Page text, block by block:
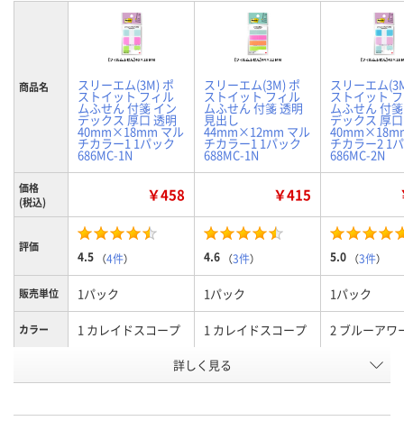
商品名 スリーエム(3M) ポ
ストイット フィル
ムふせん 付箋 イン
デックス 厚口 透明
40mm×18mm マル
チカラー1 1パック
686MC-1N
スリーエム(3M) ポ
ストイット フィル
ムふせん 付箋 透明
見出し
44mm×12mm マル
チカラー1 1パック
688MC-1N
スリーエム
ストイット
ムふせん 付
デックス 厚
チカラー2 1
686MC-2N
価格
(税込)
￥458 ￥415
評価
4.5 （4件） 4.6 （3件） 5.0 （3件）
販売単位 1パック 1パック 1パック
カラー 1 カレイドスコープ 1 カレイドスコープ 2 ブルーアワ
見出し インデックス
RR44657 RR44647 RR44649
詳しく見る